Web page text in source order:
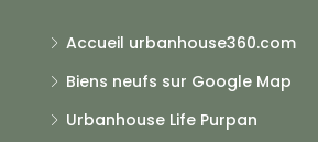
Accueil urbanhouse360.com
Biens neufs sur Google Map
Urbanhouse Life Purpan